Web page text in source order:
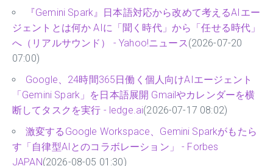
『Gemini Spark』日本語対応から改めて考えるAIエー
ジェントとは何か AIに「聞く時代」から「任せる時代」
へ（リアルサウンド） - Yahoo!ニュース(2026-07-20
07:00)
Google、24時間365日働く個人向けAIエージェント
「Gemini Spark」を日本語展開 Gmailやカレンダーを横
断してタスクを実行 - ledge.ai(2026-07-17 08:02)
激変するGoogle Workspace、Gemini Sparkがもたら
す「自律型AIとのコラボレーション」 - Forbes
JAPAN(2026-08-05 01:30)